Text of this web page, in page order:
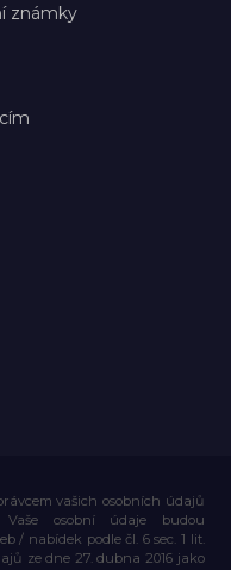
známky
vašich osobních údajů
Vaše osobní údaje budou
/ nabídek podle čl. 6 sec. 1 lit.
ze dne 27. dubna 2016 jako